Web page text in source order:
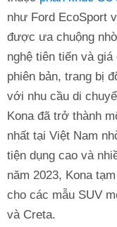
như Ford EcoSport
được ưa chuộng
nghệ tiên tiến và
phiên bản, trang bị
với nhu cầu di
Kona đã trở thành
nhất tại Việt Nam
tiện dụng cao và
năm 2023, Kona
cho các mẫu SUV
và Creta.